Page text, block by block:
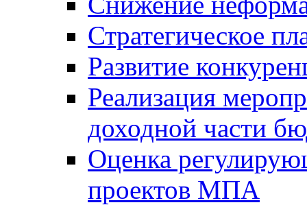
Стратегическое
Развитие
Реализация
доходной части
Оценка
проектов МПА